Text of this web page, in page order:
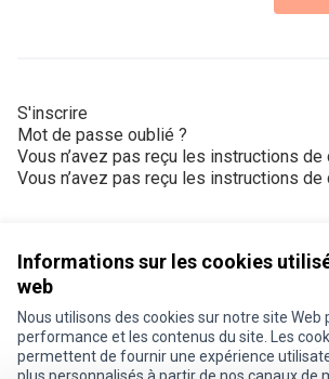
Informations sur les cookies
web
Nous utilisons des cookies sur notre site Web
performance et les contenus du site. Les
permettent de fournir une expérience
S'inscrire
Mot de passe oublié ?
Vous n’avez pas reçu les instructions de
Vous n’avez pas reçu les instructions de
Conditions d'utilisation
Paramètres des cookies
Je participe ! sur X
Je participe ! sur Facebook
Je participe ! sur Instagram